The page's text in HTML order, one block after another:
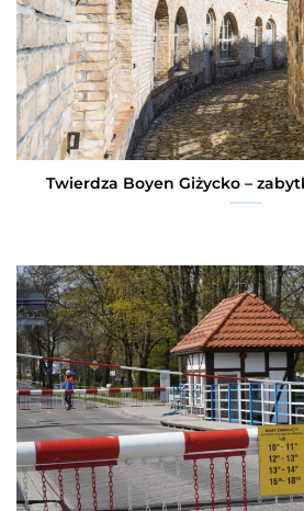
Twierdza Boyen Giżycko –